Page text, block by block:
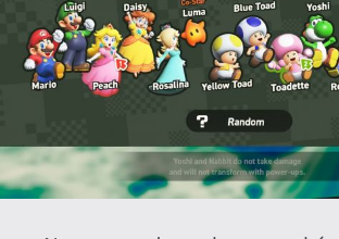
Technikailag, eskü néztem, hogy valami
okosságot kínál-e a játék a szokásos
felbontás-stabilizáláson túl, de nem
jöttem rá az esetleges turpisságra. Az
mondjuk elég korrekt frissítés, hogy a
cím 4K-ban fut dokkolt módon, kézben